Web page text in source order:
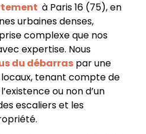
à Paris 16 (75), en
urbaines denses,
complexe que nos
expertise. Nous
du débarras par une
tenant compte de
ou non d’un
escaliers et les